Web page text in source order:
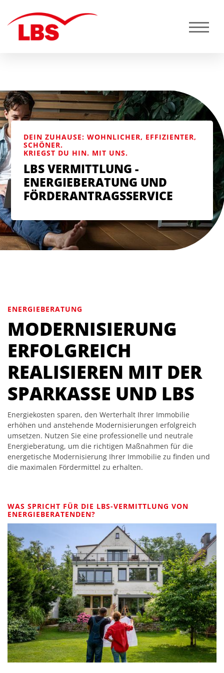
DEIN ZUHAUSE: WOHNLICHER, EFFIZIENTER,
SCHÖNER.
KRIEGST DU HIN. MIT UNS.
LBS VERMITTLUNG -
ENERGIEBERATUNG UND
FÖRDERANTRAGSSERVICE
ENERGIEBERATUNG
MODERNISIERUNG
ERFOLGREICH
REALISIEREN MIT DER
SPARKASSE UND LBS
Energiekosten sparen, den Werterhalt Ihrer Immobilie
erhöhen und anstehende Modernisierungen erfolgreich
umsetzen. Nutzen Sie eine professionelle und neutrale
Energieberatung, um die richtigen Maßnahmen für die
energetische Modernisierung Ihrer Immobilie zu finden und
die maximalen Fördermittel zu erhalten.
WAS SPRICHT FÜR DIE LBS-VERMITTLUNG VON
ENERGIEBERATENDEN?